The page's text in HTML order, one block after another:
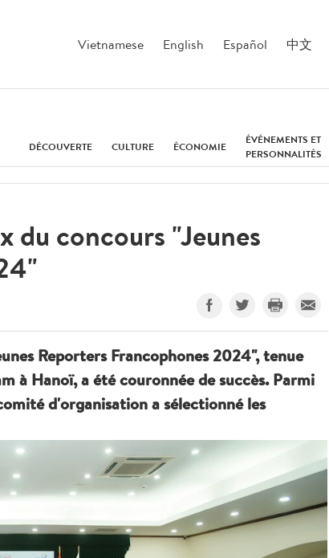
Vietnamese English Español 中文
DÉCOUVERTE CULTURE ÉCONOMIE
ÉVÉNEMENTS ET
PERSONNALITÉS
du concours "Jeunes
Reporters Francophones 2024", tenue
à Hanoï, a été couronnée de succès. Parmi
d'organisation a sélectionné les